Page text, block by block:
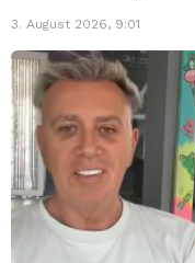
3. August 2026, 9:01